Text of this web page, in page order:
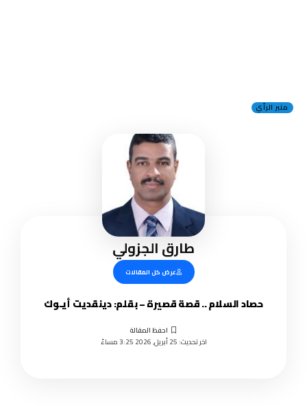
منبر الرأي
طارق الجزولي
عرض كل المقالات
حصاد السلام .. قصة قصيرة – بقلم: دينقديت أيـوك
اخر تحديث: 25 أبريل, 2026 3:25 مساءً